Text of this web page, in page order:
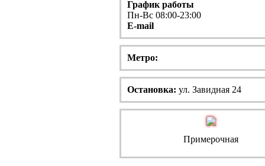
График работы
Пн-Вс 08:00-23:00
E-mail
Метро:
Остановка: ул. Завидная 24
Примерочная